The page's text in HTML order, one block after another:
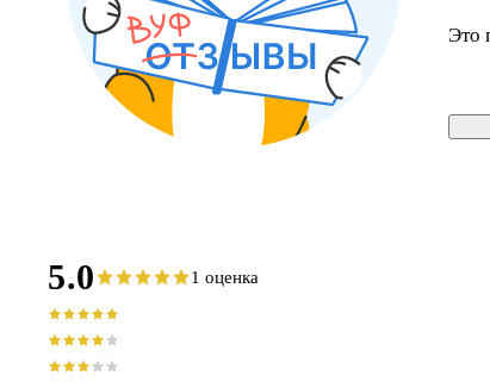
Это
5.0 1 оценка